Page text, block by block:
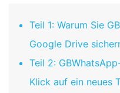
Teil 1: Warum Sie
Google Drive
Teil 2:
Klick auf ein neues